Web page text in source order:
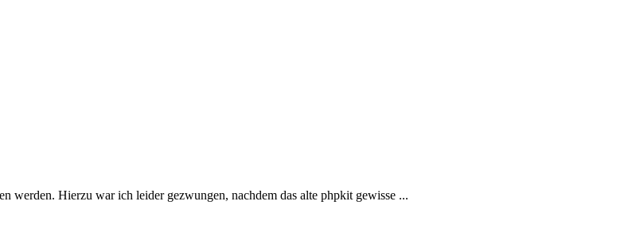
werden. Hierzu war ich leider gezwungen, nachdem das alte phpkit gewisse ...